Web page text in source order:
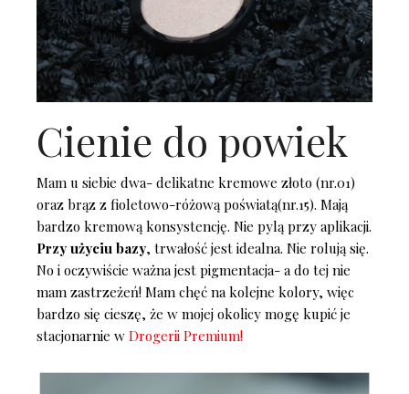
Cienie do powiek
Mam u siebie dwa- delikatne kremowe złoto (nr.01)
oraz brąz z fioletowo-różową poświatą(nr.15). Mają
bardzo kremową konsystencję. Nie pylą przy aplikacji.
Przy użyciu bazy, trwałość jest idealna. Nie rolują się.
No i oczywiście ważna jest pigmentacja- a do tej nie
mam zastrzeżeń! Mam chęć na kolejne kolory, więc
bardzo się cieszę, że w mojej okolicy mogę kupić je
stacjonarnie w Drogerii Premium!